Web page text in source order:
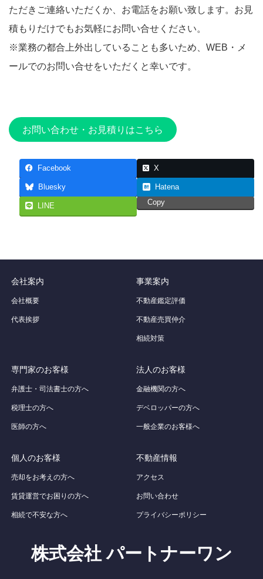
ただきご連絡いただくか、お電話をお願い致します。お見
積もりだけでもお気軽にお問い合せください。
※業務の都合上外出していることも多いため、WEB・メ
ールでのお問い合せをいただくと幸いです。
お問い合わせ・お見積りはこちら
Facebook X
Bluesky Hatena
LINE Copy
会社案内
会社概要
代表挨拶
事業案内
不動産鑑定評価
不動産売買仲介
相続対策
専門家のお客様
弁護士・司法書士の方へ
税理士の方へ
医師の方へ
法人のお客様
金融機関の方へ
デベロッパーの方へ
一般企業のお客様へ
個人のお客様
売却をお考えの方へ
賃貸運営でお困りの方へ
相続で不安な方へ
不動産情報
アクセス
お問い合わせ
プライバシーポリシー
株式会社 パートナーワン